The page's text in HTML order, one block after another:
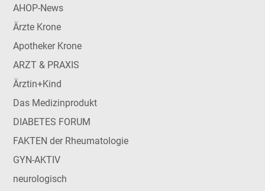
AHOP-News
Ärzte Krone
Apotheker Krone
ARZT & PRAXIS
Ärztin+Kind
Das Medizinprodukt
DIABETES FORUM
FAKTEN der Rheumatologie
GYN-AKTIV
neurologisch